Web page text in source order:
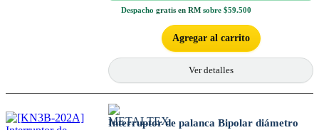
Despacho gratis en RM sobre $59.500
Agregar al carrito
Ver detalles
Interruptor de palanca Bipolar diámetro